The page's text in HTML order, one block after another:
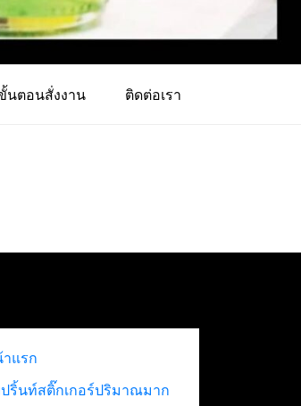
นตอนสั่งงาน ติดต่อเรา
แรก
ริ้นท์สติ๊กเกอร์ปริมาณมาก